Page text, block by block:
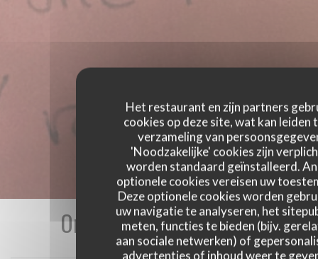
Het restaurant en zijn partners
cookies op deze site, wat kan leiden
verzameling van
'Noodzakelijke' cookies zijn
worden standaard geïnstalleerd.
optionele cookies vereisen uw
Deze optionele cookies worden
uw navigatie te analyseren, het
meten, functies te bieden (bijv.
aan sociale netwerken) of
advertenties of inhoud weer te
Onze gastbeoordelingen